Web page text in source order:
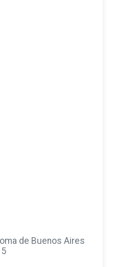
de Buenos Aires